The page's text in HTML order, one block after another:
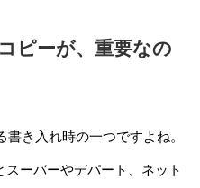
ピーが、重要なの
き入れ時の一つですよね。
スーバーやデパート、ネット